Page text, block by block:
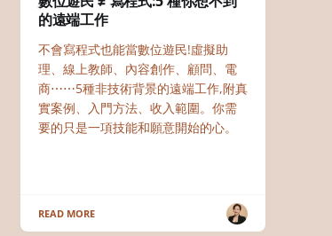
的遠端工作
不會寫程式也能當數位遊民!虛擬助
理、線上教師、內容創作、顧問、電
商⋯⋯5種非技術背景的遠端工作,附真
實案例、入門方法、收入範圍。你需
要的只是一項技能和願意開始的心。
READ MORE